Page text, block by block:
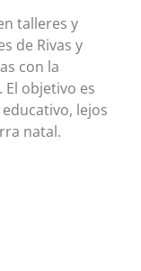
talleres y
de Rivas y
con la
objetivo es
lejos
natal.